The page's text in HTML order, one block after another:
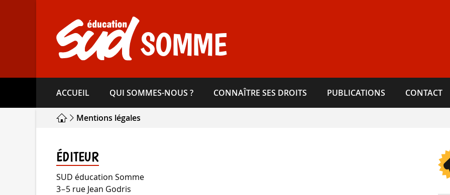
SOMME
ACCUEIL QUI SOMMES-​NOUS ? CONNAÎTRE SES DROITS PUBLICATIONS CONTACT
Mentions légales
ÉDITEUR
SUD éducation Somme
3 – 5 rue Jean Godris